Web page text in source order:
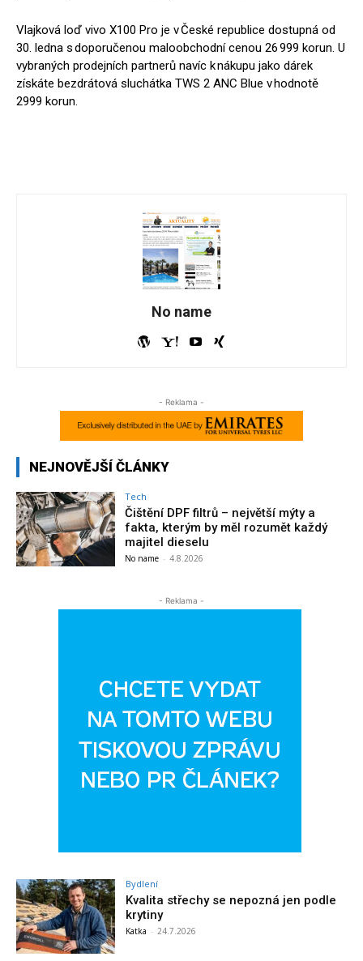
Vlajková loď vivo X100 Pro je v České republice dostupná od
30. ledna s doporučenou maloobchodní cenou 26 999 korun. U
vybraných prodejních partnerů navíc k nákupu jako dárek
získáte bezdrátová sluchátka TWS 2 ANC Blue v hodnotě
2999 korun.
No name
- Reklama -
NEJNOVĚJŠÍ ČLÁNKY
Tech
Čištění DPF filtrů – největší mýty a
fakta, kterým by měl rozumět každý
majitel dieselu
No name - 4.8.2026
- Reklama -
Bydlení
Kvalita střechy se nepozná jen podle
krytiny
Katka - 24.7.2026